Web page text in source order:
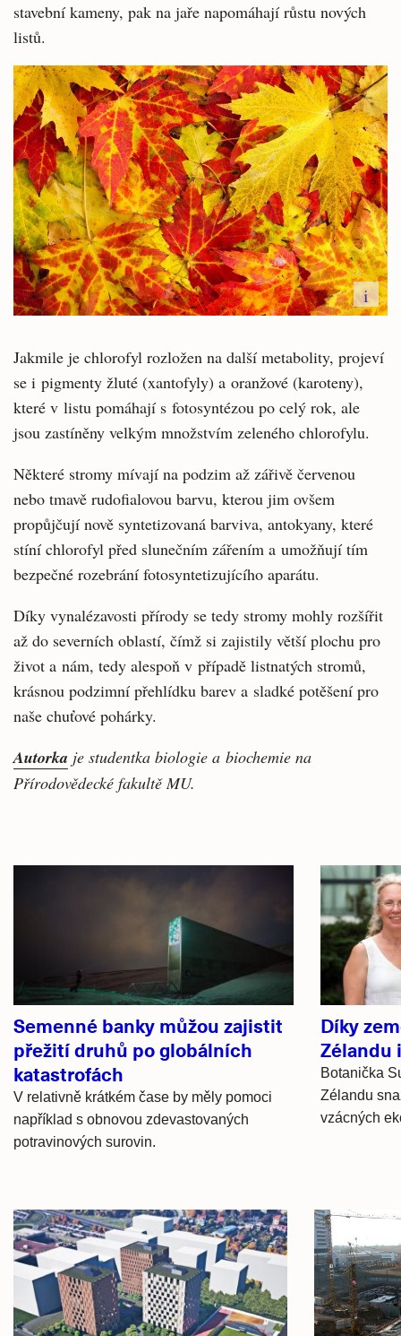
stavební kameny, pak na jaře napomáhají růstu nových
listů.
i
Jakmile je chlorofyl rozložen na další metabolity, projeví
se i pigmenty žluté (xantofyly) a oranžové (karoteny),
které v listu pomáhají s fotosyntézou po celý rok, ale
jsou zastíněny velkým množstvím zeleného chlorofylu.
Některé stromy mívají na podzim až zářivě červenou
nebo tmavě rudofialovou barvu, kterou jim ovšem
propůjčují nově syntetizovaná barviva, antokyany, které
stíní chlorofyl před slunečním zářením a umožňují tím
bezpečné rozebrání fotosyntetizujícího aparátu.
Díky vynalézavosti přírody se tedy stromy mohly rozšířit
až do severních oblastí, čímž si zajistily větší plochu pro
život a nám, tedy alespoň v případě listnatých stromů,
krásnou podzimní přehlídku barev a sladké potěšení pro
naše chuťové pohárky.
Autorka je studentka biologie a biochemie na
Přírodovědecké fakultě MU.
Související
Semenné banky můžou zajistit
přežití druhů po globálních
katastrofách
V relativně krátkém čase by měly pomoci
například s obnovou zdevastovaných
potravinových surovin.
Díky
Zélandu
Botanička
Zélandu
vzácných
Hlavní
novinky